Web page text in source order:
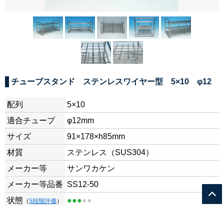
チューブスタンド ステンレスワイヤー型 5×10 φ12
配列
5×10
適合チューブ
φ12mm
サイズ
91×178×h85mm
材質
ステンレス（SUS304）
メーカー等
サンワカケン
メーカー等品番 SS12-50
状態 （5段階評価 ） ●●●●●